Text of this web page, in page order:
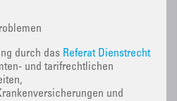
durch das Referat Dienstrecht
und tarifrechtlichen
und